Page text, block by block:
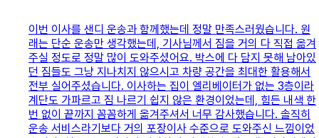
이번 이사를 샌디 운송과 함께했는데 정말 만족스러웠습니다. 원
래는 단순 운송만 생각했는데, 기사님께서 짐을 거의 다 직접 옮겨
주실 정도로 정말 많이 도와주셨어요. 박스에 다 담지 못해 남아있
던 짐들도 그냥 지나치지 않으시고 차량 공간을 최대한 활용해서
전부 실어주셨습니다. 이사하는 집이 엘리베이터가 없는 3층이라
계단도 가파르고 짐 나르기 쉽지 않은 환경이었는데, 힘든 내색 한
번 없이 끝까지 꼼꼼하게 옮겨주셔서 너무 감사했습니다. 솔직히
운송 서비스라기보다 거의 포장이사 수준으로 도와주신 느낌이었